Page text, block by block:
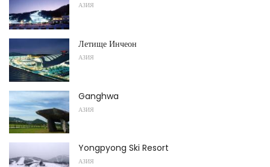
АЗИЯ
Летище Инчеон
АЗИЯ
Ganghwa
АЗИЯ
Yongpyong Ski Resort
АЗИЯ